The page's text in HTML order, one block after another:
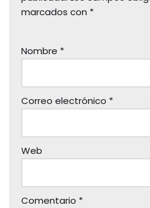
marcados con *
Nombre *
Correo electrónico *
Web
Comentario *